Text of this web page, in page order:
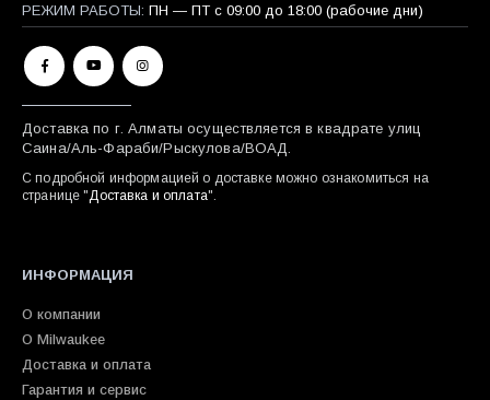
РЕЖИМ РАБОТЫ: ПН — ПТ с 09:00 до 18:00 (рабочие дни)
Доставка по г. Алматы осуществляется в квадрате улиц
Саина/Аль-Фараби/Рыскулова/ВОАД.
С подробной информацией о доставке можно ознакомиться на
странице " Доставка и оплата".
ИНФОРМАЦИЯ
О компании
О Milwaukee
Доставка и оплата
Гарантия и сервис